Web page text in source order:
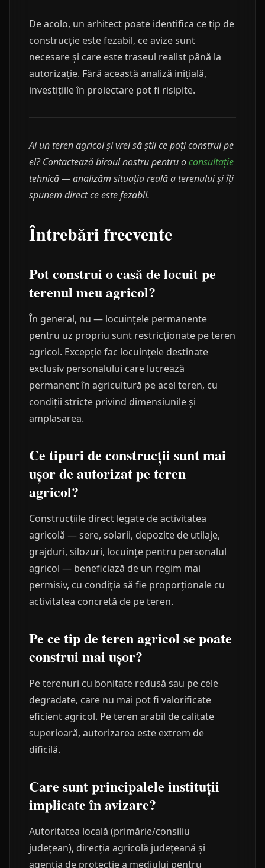
De acolo, un arhitect poate identifica ce tip de
construcție este fezabil, ce avize sunt
necesare și care este traseul realist până la
autorizație. Fără această analiză inițială,
investițiile în proiectare pot fi risipite.
Ai un teren agricol și vrei să știi ce poți construi pe
el? Contactează biroul nostru pentru oconsultație
tehnică — analizăm situația reală a terenului și îți
spunem direct ce este fezabil.
Întrebări frecvente
Pot construi o casă de locuit pe
terenul meu agricol?
În general, nu — locuințele permanente
pentru uz propriu sunt restricționate pe teren
agricol. Excepție fac locuințele destinate
exclusiv personalului care lucrează
permanent în agricultură pe acel teren, cu
condiții stricte privind dimensiunile și
amplasarea.
Ce tipuri de construcții sunt mai
ușor de autorizat pe teren
agricol?
Construcțiile direct legate de activitatea
agricolă — sere, solarii, depozite de utilaje,
grajduri, silozuri, locuințe pentru personalul
agricol — beneficiază de un regim mai
permisiv, cu condiția să fie proporționale cu
activitatea concretă de pe teren.
Pe ce tip de teren agricol se poate
construi mai ușor?
Pe terenuri cu bonitate redusă sau pe cele
degradate, care nu mai pot fi valorificate
eficient agricol. Pe teren arabil de calitate
superioară, autorizarea este extrem de
dificilă.
Care sunt principalele instituții
implicate în avizare?
Autoritatea locală (primărie/consiliu
județean), direcția agricolă județeană și
agenția de protecție a mediului pentru